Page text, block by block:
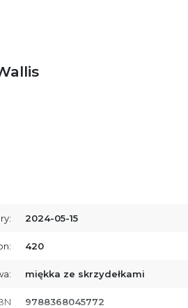
2024-05-15
420
miękka ze skrzydełkami
9788368045772